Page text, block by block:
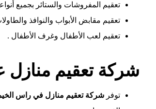
تعقيم المفروشات والستائر بجميع
تعقيم مقابض الأبواب والنوافذ
تعقيم لعب الأطفال وغرف الأطفال .
شركة تعقيم منازل
توفر شركة تعقيم منازل في راس